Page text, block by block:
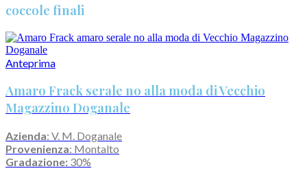
coccole finali
Anteprima
Amaro Frack serale no alla moda di Vecchio
Magazzino Doganale
Azienda: V. M. Doganale
Provenienza: Montalto
Gradazione: 30%